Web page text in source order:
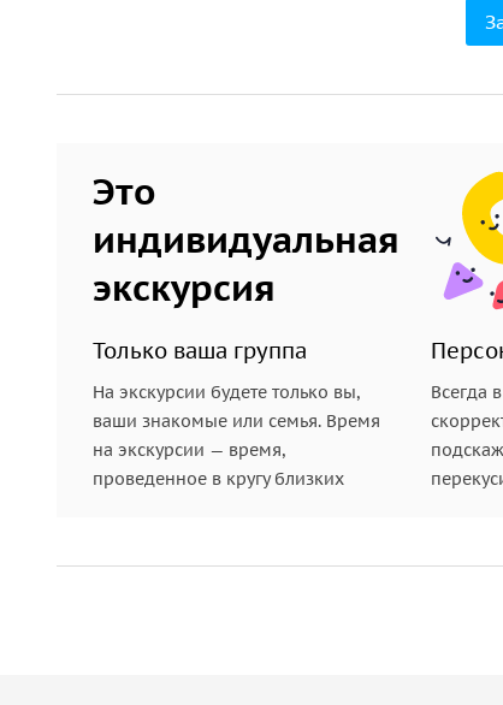
Это
индивидуальная
экскурсия
Только ваша группа
На экскурсии будете только вы,
ваши знакомые или семья. Время
на экскурсии — время,
проведенное в кругу близких
Всегда